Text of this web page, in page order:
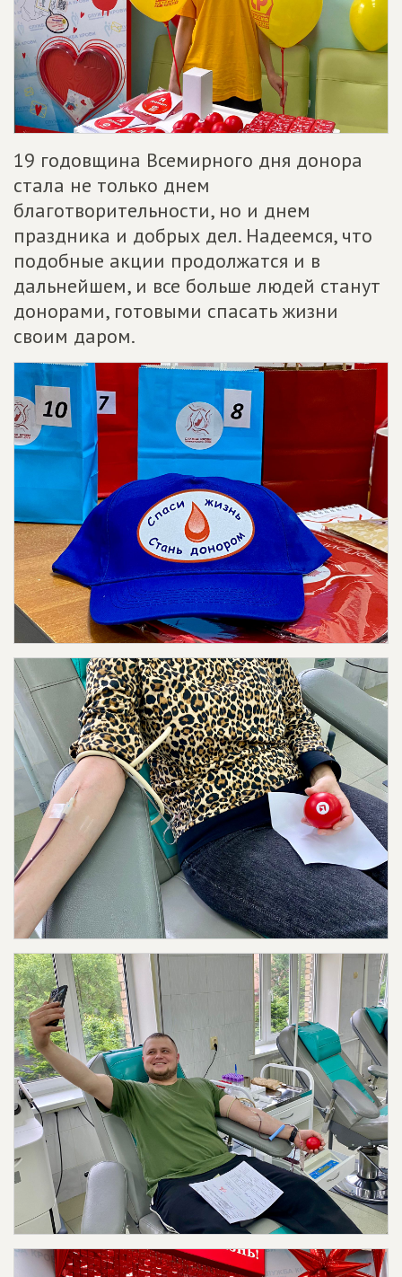
19 годовщина Всемирного дня донора
стала не только днем
благотворительности, но и днем
праздника и добрых дел. Надеемся, что
подобные акции продолжатся и в
дальнейшем, и все больше людей станут
донорами, готовыми спасать жизни
своим даром.